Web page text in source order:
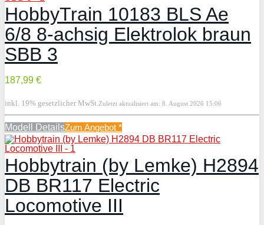
HobbyTrain 10183 BLS Ae
6/8 8-achsig Elektrolok braun
SBB 3
187,99 €
inkl. 19% gesetzlicher MwSt. Zuletzt aktualisiert am: 8. August 2026 15:06
Modell DetailsZum Angebot *
Hobbytrain (by Lemke) H2894
DB BR117 Electric
Locomotive III